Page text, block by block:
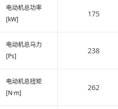
电动机总功率
[kW]
电动机总马力
[Ps]
电动机总扭矩
[N·m]
175
238
262